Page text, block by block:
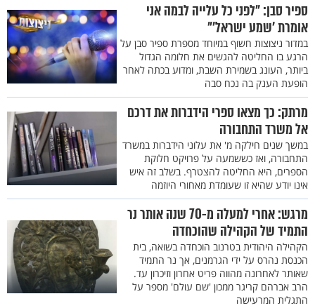
ספיר סבן: "לפני כל עלייה לבמה אני
אומרת ’שמע ישראל’"
במדור ניצוצות חשוף במיוחד מספרת ספיר סבן על
הרגע בו החליטה להגשים את חלומה הגדול
ביותר, העונג בשמירת השבת, ומדוע בכתה לאחר
הופעת הענק בה נכח סבה
מרתק: כך מצאו ספרי הידברות את דרכם
אל משרד התחבורה
במשך שנים חילקה מ' את עלוני הידברות במשרד
התחבורה, ואז כששמעה על פרויקט חלוקת
הספרים, היא החליטה להצטרף. בשלב זה איש
אינו יודע שהיא זו שעומדת מאחורי היוזמה
מרגש: אחרי למעלה מ-70 שנה אותר נר
התמיד של הקהילה שהוכחדה
הקהילה היהודית בטרנוב הוכחדה בשואה, בית
הכנסת נהרס על ידי הגרמנים, אך נר התמיד
שאותר לאחרונה מהווה פריט אחרון וזיכרון עד.
הרב אברהם קריגר ממכון 'שם עולם' מספר על
התגלית המרעישה